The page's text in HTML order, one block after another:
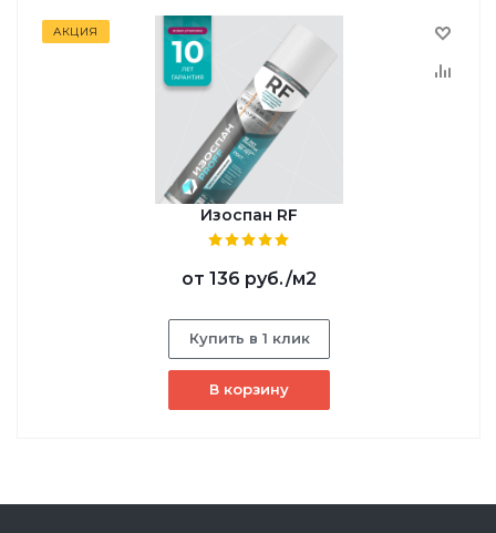
АКЦИЯ
Изоспан RF
от 136 руб./м2
Купить в 1 клик
В корзину